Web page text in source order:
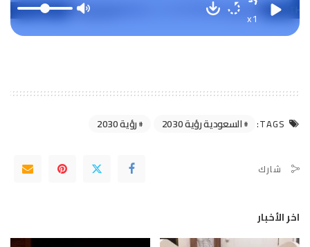
x1
TAGS: السعودية رؤية 2030 رؤية 2030
شارك
اخر الأخبار